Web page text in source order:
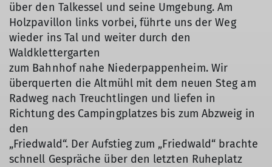
über den Talkessel und seine Umgebung. Am
Holzpavillon links vorbei, führte uns der Weg
wieder ins Tal und weiter durch den
Waldklettergarten
zum Bahnhof nahe Niederpappenheim. Wir
überquerten die Altmühl mit dem neuen Steg am
Radweg nach Treuchtlingen und liefen in
Richtung des Campingplatzes bis zum Abzweig in
den
„Friedwald“. Der Aufstieg zum „Friedwald“ brachte
schnell Gespräche über den letzten Ruheplatz